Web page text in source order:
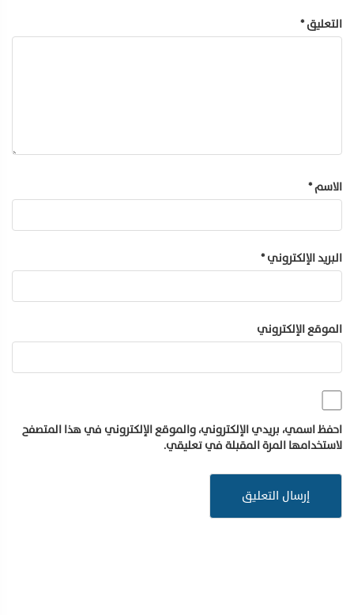
التعليق*
الاسم*
البريد الإلكتروني*
الموقع الإلكتروني
احفظ اسمي، بريدي الإلكتروني، والموقع الإلكتروني في هذا المتصفح
لاستخدامها المرة المقبلة في تعليقي.